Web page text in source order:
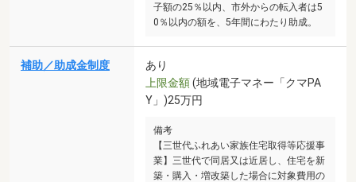
子額の25％以内、市外からの転入者は5
0％以内の額を、5年間にわたり助成。
補助／助成金制度
あり
上限金額(地域電子マネー「クマPA
Y」)25万円
備考
【三世代ふれあい家族住宅取得等応援事
業】三世代で同居又は近居し、住宅を新
築・購入・増改築した場合に対象費用の